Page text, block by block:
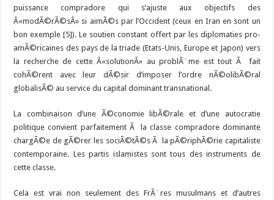
puissance compradore qui s’ajuste aux objectifs des
Â«modÃ©rÃ©sÂ» si aimÃ©s par l’Occident (ceux en Iran en sont un
bon exemple [5]). Le soutien constant offert par les diplomaties pro-
amÃ©ricaines des pays de la triade (Etats-Unis, Europe et Japon) vers
la recherche de cette Â«solutionÂ» au problÃ¨me est tout Ã fait
cohÃ©rent avec leur dÃ©sir d’imposer l’ordre nÃ©olibÃ©ral
globalisÃ© au service du capital dominant transnational.
La combinaison d’une Ã©conomie libÃ©rale et d’une autocratie
politique convient parfaitement Ã la classe compradore dominante
chargÃ©e de gÃ©rer les sociÃ©tÃ©s Ã la pÃ©riphÃ©rie capitaliste
contemporaine. Les partis islamistes sont tous des instruments de
cette classe.
Cela est vrai non seulement des FrÃ¨res musulmans et d’autres